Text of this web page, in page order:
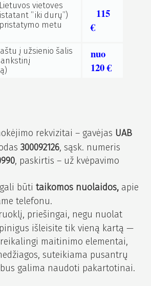
vietoves
“iki durų”)
metu
115
€
į užsienio šalis
nuo
120 €
rekvizitai – gavėjas UAB
300092126, sąsk. numeris
, paskirtis – už kvėpavimo
būti taikomos nuolaidos, apie
telefonu.
priešingai, negu nuolat
išleisite tik vieną kartą —
maitinimo elementai,
suteikiama pusantrų
galima naudoti pakartotinai.